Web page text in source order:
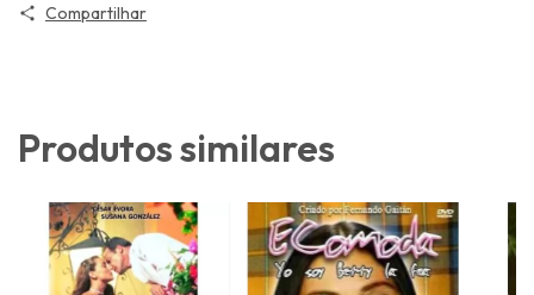
Compartilhar
Produtos similares